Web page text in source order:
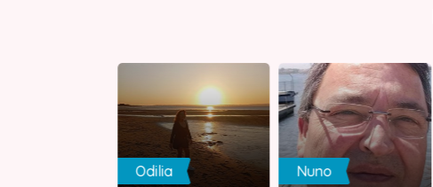
Odilia Nuno